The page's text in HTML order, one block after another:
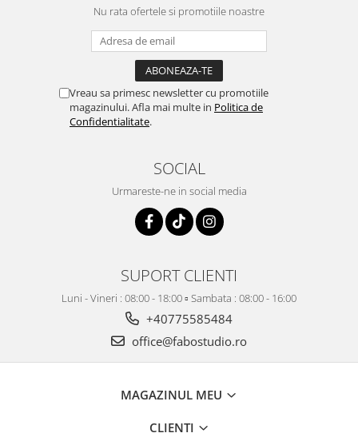
Nu rata ofertele si promotiile noastre
Vreau sa primesc newsletter cu promotiile
magazinului. Afla mai multe in Politica de
Confidentialitate.
SOCIAL
Urmareste-ne in social media
SUPORT CLIENTI
Luni - Vineri : 08:00 - 18:00 ▫️ Sambata : 08:00 - 16:00
+40775585484
office@fabostudio.ro
MAGAZINUL MEU
CLIENTI